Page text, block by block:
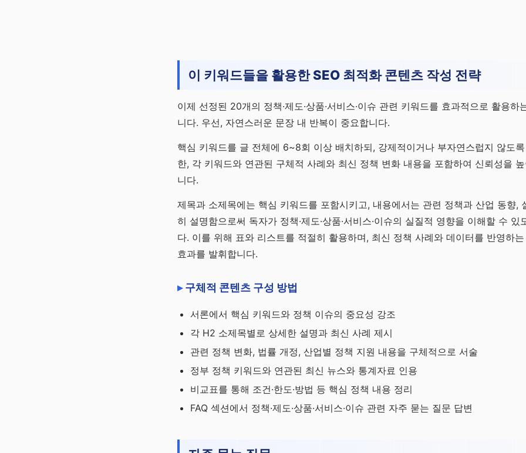
이 키워드들을 활용한 SEO 최적화 콘텐츠 작성 전략
이제 선정된 20개의 정책·제도·상품·서비스·이슈 관련 키워드를 효과적으로 활용하
니다. 우선, 자연스러운 문장 내 반복이 중요합니다.
핵심 키워드를 글 전체에 6~8회 이상 배치하되, 강제적이거나 부자연스럽지 않도
한, 각 키워드와 연관된 구체적 사례와 최신 정책 변화 내용을 포함하여 신뢰성을
니다.
제목과 소제목에는 핵심 키워드를 포함시키고, 내용에서는 관련 정책과 산업 동향,
히 설명함으로써 독자가 정책·제도·상품·서비스·이슈의 실질적 영향을 이해할 수
다. 이를 위해 표와 리스트를 적절히 활용하며, 최신 정책 사례와 데이터를 반영하
효과를 발휘합니다.
구체적 콘텐츠 구성 방법
서론에서 핵심 키워드와 정책 이슈의 중요성 강조
각 H2 소제목별로 상세한 설명과 최신 사례 제시
관련 정책 변화, 법률 개정, 산업별 정책 지원 내용을 구체적으로 서술
정부 정책 키워드와 연관된 최신 뉴스와 통계자료 인용
비교표를 통해 조건·한도·방법 등 핵심 정책 내용 정리
FAQ 섹션에서 정책·제도·상품·서비스·이슈 관련 자주 묻는 질문 답변